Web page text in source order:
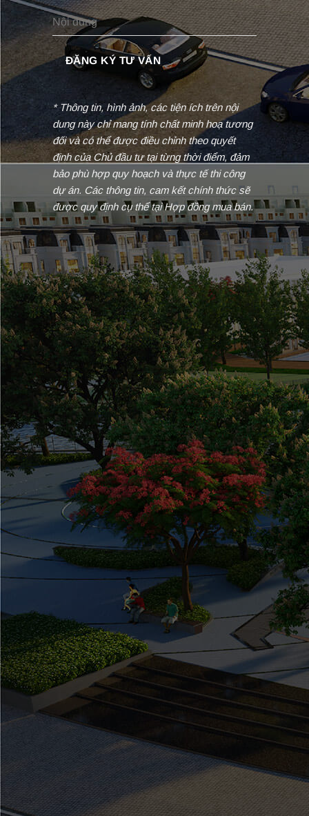
* Thông tin, hình ảnh, các tiện ích trên nội
dung này chỉ mang tính chất minh hoạ tương
đối và có thể được điều chỉnh theo quyết
định của Chủ đầu tư tại từng thời điểm, đảm
bảo phù hợp quy hoạch và thực tế thi công
dự án. Các thông tin, cam kết chính thức sẽ
được quy định cụ thể tại Hợp đồng mua bán.